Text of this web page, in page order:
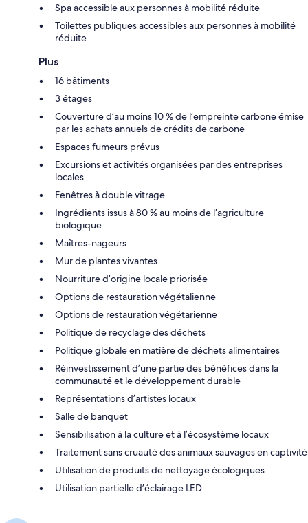
Spa accessible aux personnes à mobilité réduite
Toilettes publiques accessibles aux personnes à mobilité
réduite
Plus
16 bâtiments
3 étages
Couverture d’au moins 10 % de l’empreinte carbone émise
par les achats annuels de crédits de carbone
Espaces fumeurs prévus
Excursions et activités organisées par des entreprises
locales
Fenêtres à double vitrage
Ingrédients issus à 80 % au moins de l’agriculture
biologique
Maîtres-nageurs
Mur de plantes vivantes
Nourriture d’origine locale priorisée
Options de restauration végétalienne
Options de restauration végétarienne
Politique de recyclage des déchets
Politique globale en matière de déchets alimentaires
Réinvestissement d’une partie des bénéfices dans la
communauté et le développement durable
Représentations d’artistes locaux
Salle de banquet
Sensibilisation à la culture et à l’écosystème locaux
Traitement sans cruauté des animaux sauvages en captivité
Utilisation de produits de nettoyage écologiques
Utilisation partielle d’éclairage LED